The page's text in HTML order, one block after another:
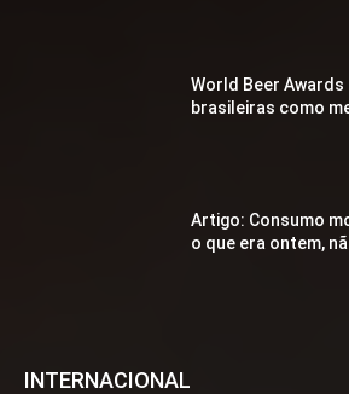
World Beer Awards
brasileiras como
Artigo: Consumo
o que era ontem,
INTERNACIONAL